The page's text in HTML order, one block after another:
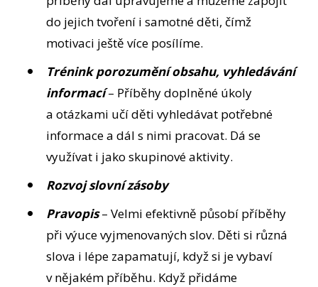
do jejich tvoření i samotné děti, čímž
motivaci ještě více posílíme.
Trénink porozumění obsahu, vyhledávání
informací– Příběhy doplněné úkoly
a otázkami učí děti vyhledávat potřebné
informace a dál s nimi pracovat. Dá se
využívat i jako skupinové aktivity.
Rozvoj slovní zásoby
Pravopis– Velmi efektivně působí příběhy
při výuce vyjmenovaných slov. Děti si různá
slova i lépe zapamatují, když si je vybaví
v nějakém příběhu. Když přidáme